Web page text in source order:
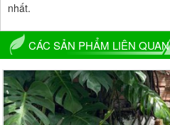
nhất.
CÁC SẢN PHẨM LIÊN QUAN